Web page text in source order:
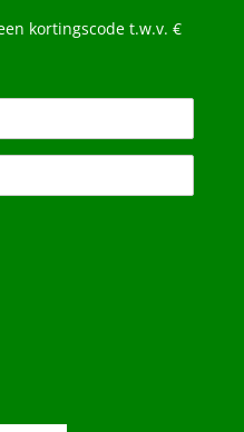
kortingscode t.w.v. €